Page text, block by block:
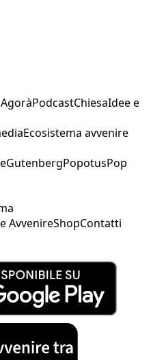
AgoràPodcastChiesaIdee e
Ecosistema avvenire
GutenbergPopotusPop
AvvenireShopContatti